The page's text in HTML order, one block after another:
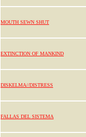
MOUTH SEWN SHUT
EXTINCTION OF MANKIND
DISKELMA//DISTRESS
FALLAS DEL SISTEMA